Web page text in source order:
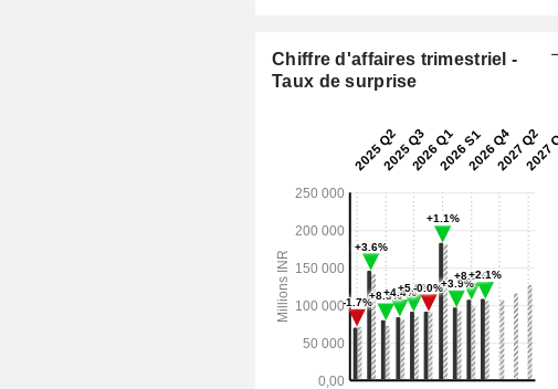
Chiffre d'affaires trimestriel -
Taux de surprise